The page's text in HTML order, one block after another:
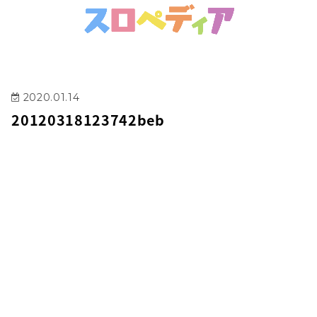
2020.01.14
20120318123742beb